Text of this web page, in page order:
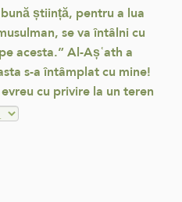
știință, pentru a lua
se va întâlni cu
acesta.” Al-Așʿath a
s-a întâmplat cu mine!
cu privire la un teren